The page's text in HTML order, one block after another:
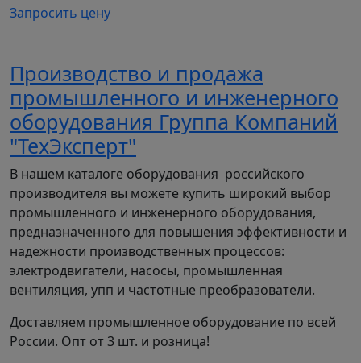
Запросить цену
Производство и продажа
промышленного и инженерного
оборудования Группа Компаний
"ТехЭксперт"
В нашем каталоге оборудования российского
производителя вы можете купить широкий выбор
промышленного и инженерного оборудования,
предназначенного для повышения эффективности и
надежности производственных процессов:
электродвигатели, насосы, промышленная
вентиляция, упп и частотные преобразователи.
Доставляем промышленное оборудование по всей
России. Опт от 3 шт. и розница!